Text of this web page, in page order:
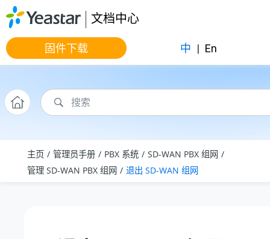
跳转到主要内容
文档中心
固件下载 中 | En
主页 管理员手册 PBX 系统
SD-WAN PBX 组网
管理 SD-WAN PBX 组网
退出 SD-WAN 组网